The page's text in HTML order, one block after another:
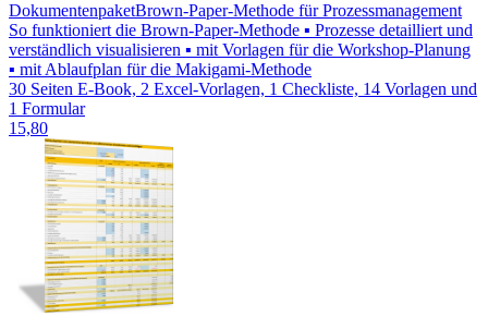
DokumentenpaketBrown-Paper-Methode für Prozessmanagement
So funktioniert die Brown-Paper-Methode ▪ Prozesse detailliert und
verständlich visualisieren ▪ mit Vorlagen für die Workshop-Planung
▪ mit Ablaufplan für die Makigami-Methode
30 Seiten E-Book, 2 Excel-Vorlagen, 1 Checkliste, 14 Vorlagen und
1 Formular
15,80